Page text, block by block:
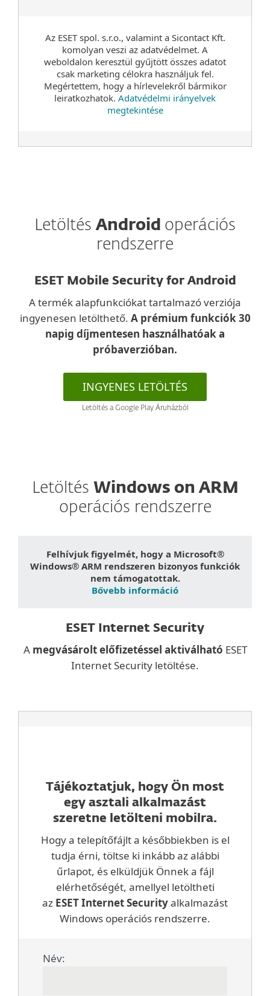
Az ESET spol. s.r.o., valamint a Sicontact Kft.
komolyan veszi az adatvédelmet. A
weboldalon keresztül gyűjtött összes adatot
csak marketing célokra használjuk fel.
Megértettem, hogy a hírlevelekről bármikor
leiratkozhatok. Adatvédelmi irányelvek
megtekintése
LetöltésAndroid operációs
rendszerre
ESET Mobile Security for Android
A termék alapfunkciókat tartalmazó verziója
ingyenesen letölthető. A prémium funkciók 30
napig díjmentesen használhatóak a
próbaverzióban.
INGYENES LETÖLTÉS
Letöltés a Google Play Áruházból
Letöltés Windows on ARM
operációs rendszerre
Felhívjuk figyelmét, hogy a Microsoft®
Windows® ARM rendszeren bizonyos funkciók
nem támogatottak.
Bővebb információ
ESET Internet Security
A megvásárolt előfizetéssel aktiválható ESET
Internet Security letöltése.
Tájékoztatjuk, hogy Ön most
egy asztali alkalmazást
szeretne letölteni mobilra.
Hogy a telepítőfájlt a későbbiekben is el
tudja érni, töltse ki inkább az alábbi
űrlapot, és elküldjük Önnek a fájl
elérhetőségét, amellyel letöltheti
az ESET Internet Securityalkalmazást
Windows operációs rendszerre.
Név: